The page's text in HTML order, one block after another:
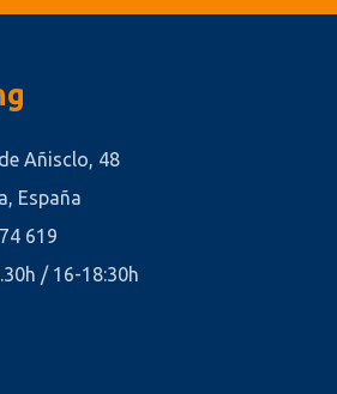
Añisclo, 48
España
619
/ 16-18:30h